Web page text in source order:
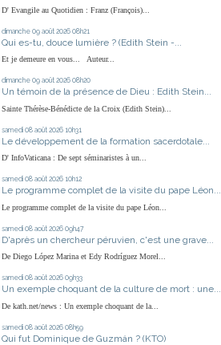
D' Evangile au Quotidien : Franz (François)...
dimanche 09 août 2026 08h21
Qui es-tu, douce lumière ? (Edith Stein -...
Et je demeure en vous... Auteur...
dimanche 09 août 2026 08h20
Un témoin de la présence de Dieu : Edith Stein...
Sainte Thérèse-Bénédicte de la Croix (Edith Stein)...
samedi 08 août 2026 10h31
Le développement de la formation sacerdotale...
D' InfoVaticana : De sept séminaristes à un...
samedi 08 août 2026 10h12
Le programme complet de la visite du pape Léon...
Le programme complet de la visite du pape Léon...
samedi 08 août 2026 09h47
D'après un chercheur péruvien, c'est une grave...
De Diego López Marina et Edy Rodríguez Morel...
samedi 08 août 2026 09h33
Un exemple choquant de la culture de mort : une...
De kath.net/news : Un exemple choquant de la...
samedi 08 août 2026 08h59
Qui fut Dominique de Guzmán ? (KTO)